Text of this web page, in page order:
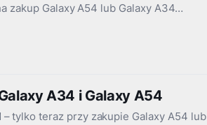
zakup Galaxy A54 lub Galaxy A34…
A34 i Galaxy A54
tylko teraz przy zakupie Galaxy A54 lub